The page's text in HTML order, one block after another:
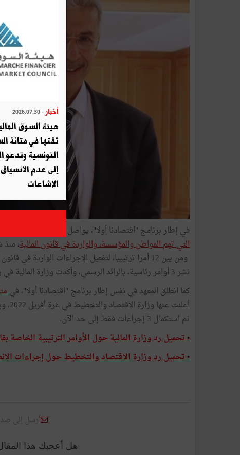
في إطار برنامج "اقتصادنا أولا"، يواصل المعهد العربي
التي تهم المواطن والمؤسسة، والواردة في قانون المالية، منذ
نشر 3 أوامر رئاسية، بالرائد الرسمي، وأكدت وزارة المالية في ردها، صدور قرارات ومذكرات أخرى.
كما انطلق المعهد في نفس إطار برنامج "اقتصادنا أولا"، في
تم استكمال 3 إجراءات فقط إلى حد الآن.
•تحميل رد وزارة المالية حول الأوامر الترتيبية الخاصة
•تحميل رد وزارة الاقتصاد والتخطيط حول إجراءات
أرسل إلى
هل أعجبك هذا
أخبار - 2026.07.30
هيئة السوق
ثقتها في متانة
التونسية وتدعو
إلى عدم الانسياق
الإشاعات